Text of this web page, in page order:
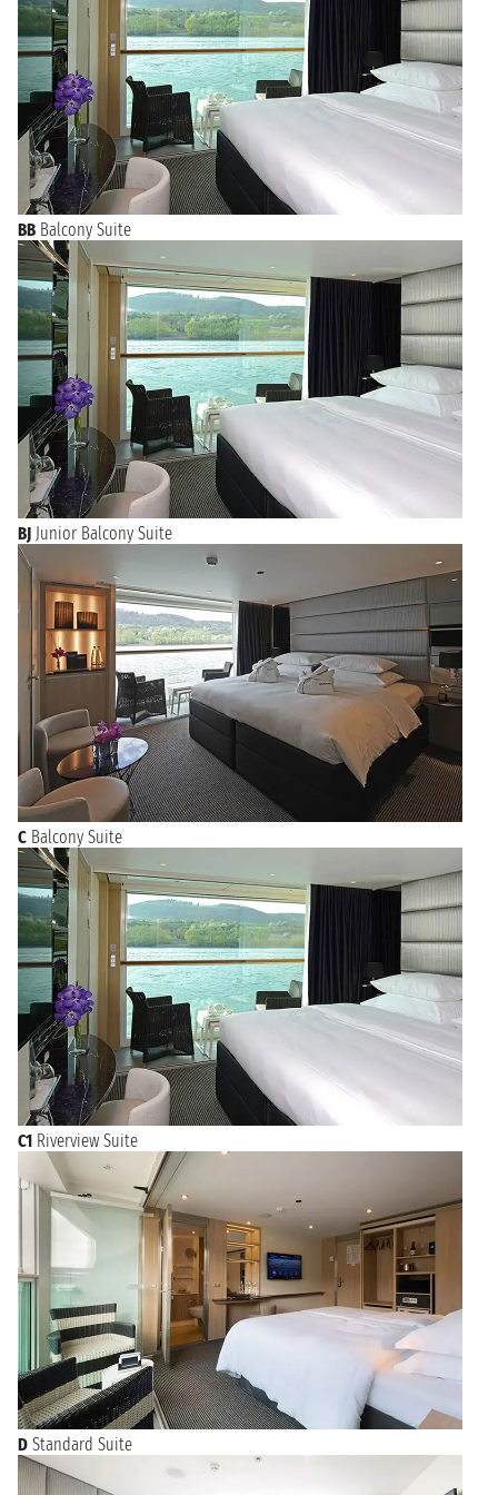
n.d. - n.d.
BORDEAUX
lunedì 27 aprile 2026
n.d. - n.d.
BORDEAUX
martedì 28 aprile 2026
n.d. - n.d.
NAVIGAZIONE
mercoledì 29 aprile 2026
n.d. - n.d.
giovedì 30 aprile 2026
n.d. - n.d.
BORDEAUX
venerdì 1 maggio 2026
n.d. - n.d.
PAUILLAC
sabato 2 maggio 2026
n.d. - n.d.
NAVIGAZIONE
domenica 3 maggio 2026
n.d.
BORDEAUX
BB Balcony Suite
BJ Junior Balcony Suite
C Balcony Suite
C1 Riverview Suite
D Standard Suite